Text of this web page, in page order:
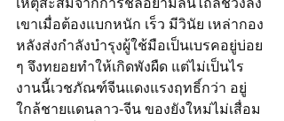
เหตุสะสมจากการชลอยามลื่นไถลช่วงลง
เขาเมื่อต้องแบกหนัก เร็ว มีวินัย เหล่ากอง
หลังส่งกำลังบำรุงผู้ใช้มือเป็นเบรคอยู่บ่อย
ๆ จึงทยอยทำให้เกิดพังผืด แต่ไม่เป็นไร
งานนี้เวชภัณฑ์จีนแดงแรงฤทธิ์กว่า อยู่
ใกล้ชายแดนลาว-จีน ของยังใหม่ไม่เสื่อม